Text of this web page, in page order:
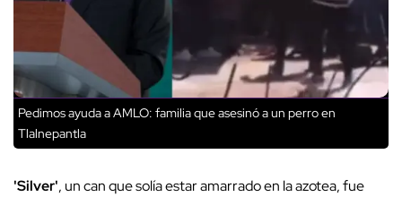
Pedimos ayuda a AMLO: familia que asesinó a un perro en
Tlalnepantla
'Silver', un can que solía estar amarrado en la azotea, fue